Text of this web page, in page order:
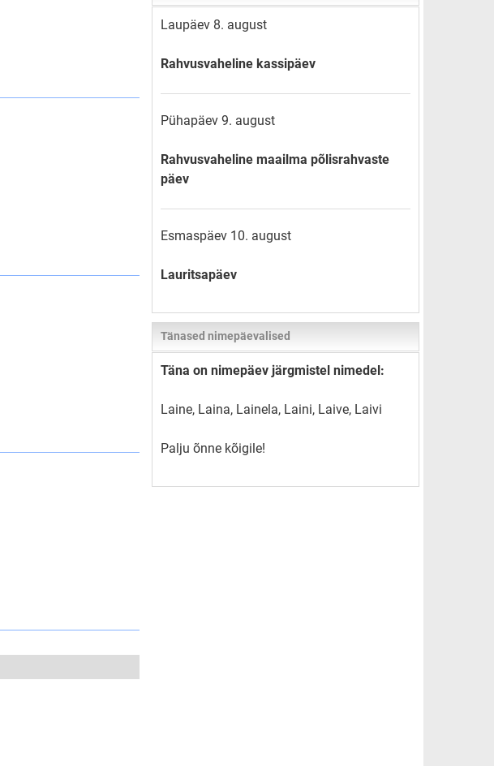
Laupäev 8. august
Rahvusvaheline kassipäev
Pühapäev 9. august
Rahvusvaheline maailma põlisrahvaste
päev
Esmaspäev 10. august
Lauritsapäev
Tänased nimepäevalised
Täna on nimepäev järgmistel nimedel:
Laine, Laina, Lainela, Laini, Laive, Laivi
Palju õnne kõigile!